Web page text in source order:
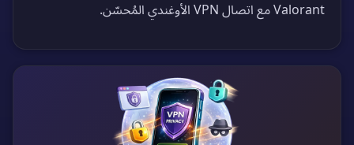
Valorant مع اتصال VPN الأوغندي المُحسّن.